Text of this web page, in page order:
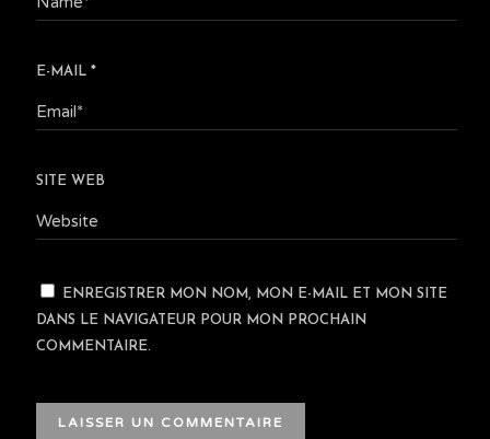
E-MAIL *
SITE WEB
ENREGISTRER MON NOM, MON E-MAIL ET MON SITE
DANS LE NAVIGATEUR POUR MON PROCHAIN
COMMENTAIRE.